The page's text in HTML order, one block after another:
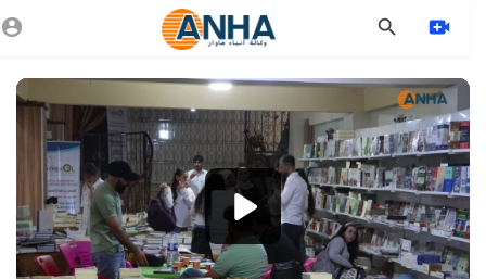
Video
Player
1080p
720p
480p